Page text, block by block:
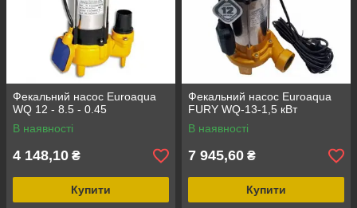
Фекальний насос Euroaqua
WQ 12 - 8.5 - 0.45
В наявності
4 148,10 ₴
Купити
Фекальний насос Euroaqua
FURY WQ-13-1,5 кВт
В наявності
7 945,60 ₴
Купити